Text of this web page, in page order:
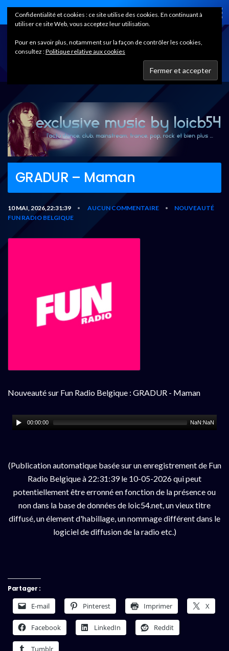
Home
GRADUR – Maman
10 MAI, 2026,22:31:39 • AUCUN COMMENTAIRE •
NOUVEAUTÉ
FUN RADIO BELGIQUE
Nouveauté sur Fun Radio Belgique : GRADUR - Maman
00:00:00 NaN:NaN
(Publication automatique basée sur un enregistrement de Fun
Radio Belgique à 22:31:39 le 10-05-2026 qui peut
potentiellement être erronné en fonction de la présence ou
non dans la base de données de loic54.net, un vieux titre
diffusé, un élement d'habillage, un nommage différent dans le
logiciel de diffusion de la radio etc.)
Partager :
E-mail Pinterest Imprimer X
Facebook LinkedIn Reddit
Tumblr
Confidentialité et cookies : ce site utilise des cookies. En continuant à
utiliser ce site Web, vous acceptez leur utilisation.
Pour en savoir plus, notamment sur la façon de contrôler les cookies,
consultez :Politique relative aux cookies